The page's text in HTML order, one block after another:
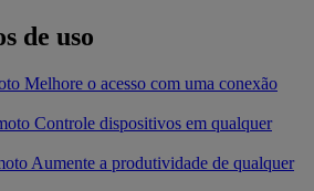
de uso
Melhore o acesso com uma conexão
Controle dispositivos em qualquer
Aumente a produtividade de qualquer